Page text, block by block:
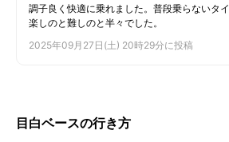
調子良く快適に乗れました。普段乗らないタ
楽しのと難しのと半々でした。
2025年09月27日(土) 20時29分に投稿
目白ベースの行き方